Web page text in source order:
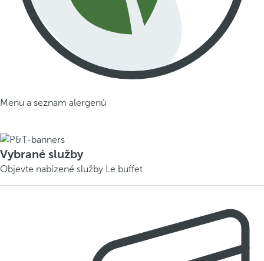
Menu a seznam alergenů
Vybrané služby
Objevte nabízené služby Le buffet